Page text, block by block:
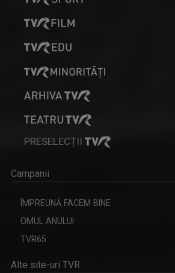
PRESELECȚII
Campanii
ÎMPREUNĂ FACEM BINE
OMUL ANULUI
TVR65
Alte site-uri TVR